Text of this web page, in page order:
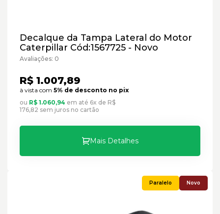
Decalque da Tampa Lateral do Motor
Caterpillar Cód:1567725 - Novo
Avaliações: 0
R$ 1.007,89
à vista com 5% de desconto no pix
ou R$ 1.060,94 em até 6x de R$
176,82 sem juros no cartão
Mais Detalhes
Novo